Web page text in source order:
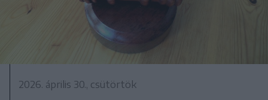
2026. április 30., csütörtök